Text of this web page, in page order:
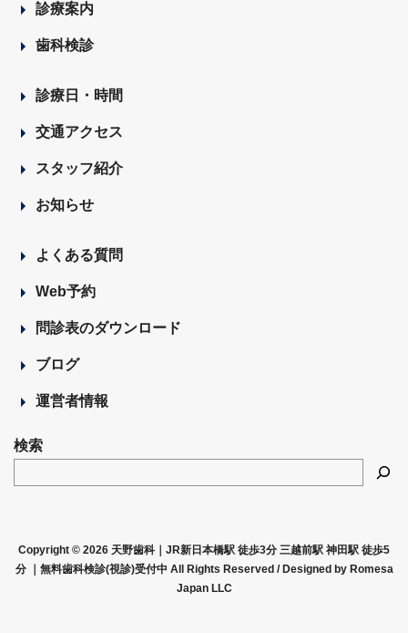
診療案内
歯科検診
診療日・時間
交通アクセス
スタッフ紹介
お知らせ
よくある質問
Web予約
問診表のダウンロード
ブログ
運営者情報
検索
Copyright © 2026 天野歯科｜JR新日本橋駅 徒歩3分 三越前駅 神田駅 徒歩5
分 ｜無料歯科検診(視診)受付中 All Rights Reserved / Designed by Romesa
Japan LLC